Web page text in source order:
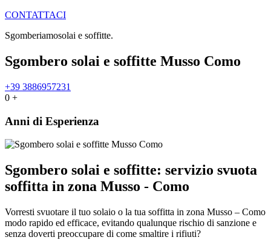
CONTATTACI
Sgomberiamosolai e soffitte.
Sgombero solai e soffitte Musso Como
+39 3886957231
0 +
Anni di Esperienza
Sgombero solai e soffitte: servizio svuota
soffitta in zona Musso - Como
Vorresti svuotare il tuo solaio o la tua soffitta in zona Musso – Como
modo rapido ed efficace, evitando qualunque rischio di sanzione e
senza doverti preoccupare di come smaltire i rifiuti?